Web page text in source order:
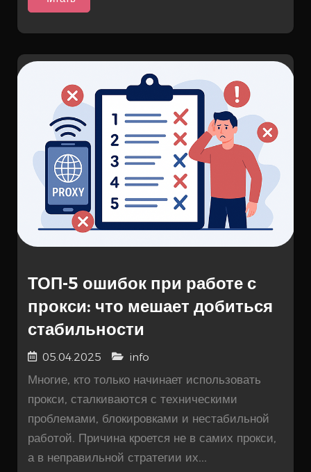
ТОП-5 ошибок при работе с
прокси: что мешает добиться
стабильности
05.04.2025 info
Многие, кто только начинает использовать
прокси, сталкиваются с техническими
проблемами, блокировками и нестабильной
работой. Причина кроется не в самих прокси,
а в неправильной стратегии их...